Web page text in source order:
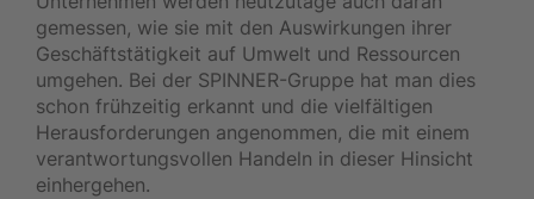
gemessen, wie sie mit den Auswirkungen ihrer
Geschäftstätigkeit auf Umwelt und Ressourcen
umgehen. Bei der SPINNER-Gruppe hat man dies
schon frühzeitig erkannt und die vielfältigen
Herausforderungen angenommen, die mit einem
verantwortungsvollen Handeln in dieser Hinsicht
einhergehen.